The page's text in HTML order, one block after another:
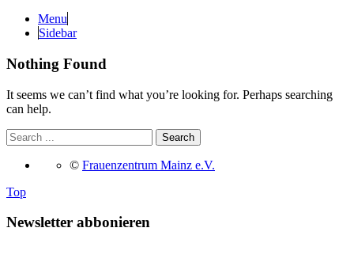
Menu
Sidebar
Nothing Found
It seems we can’t find what you’re looking for. Perhaps searching
can help.
© Frauenzentrum Mainz e.V.
Top
Newsletter abbonieren